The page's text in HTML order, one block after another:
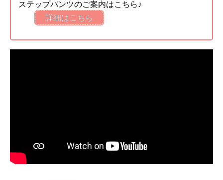
ステップパンツのご案内はこちら♪
詳細はこちら